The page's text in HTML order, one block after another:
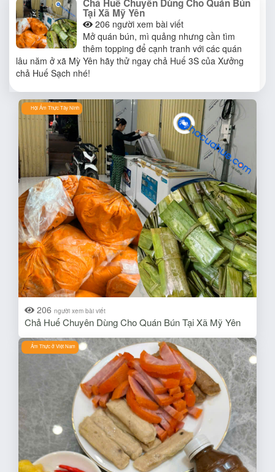
Chả Huế Chuyên Dùng Cho Quán Bún
Tại Xã Mỹ Yên
206 người xem bài viết
Mở quán bún, mì quảng nhưng cần tìm
thêm topping để cạnh tranh với các quán
lâu năm ở xã Mỳ Yên hãy thử ngay chả Huế 3S của Xưởng
chả Huế Sạch nhé!
Hội Ẩm Thực Tây Ninh
206 người xem bài viết
Chả Huế Chuyên Dùng Cho Quán Bún Tại Xã Mỹ Yên
Ẩm Thực ở Việt Nam